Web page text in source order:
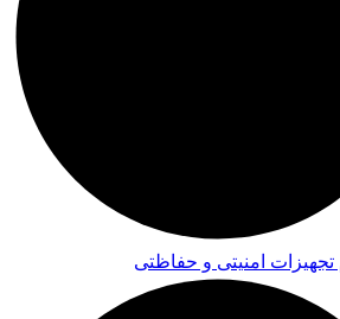
تجهیزات امنیتی و حفاظتی